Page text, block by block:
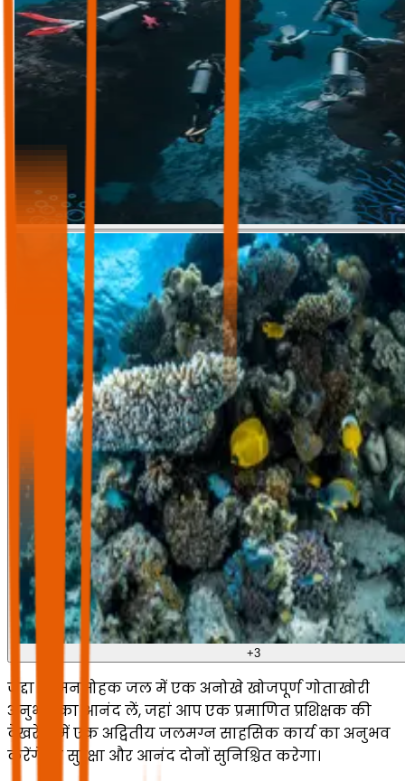
+3
जेद्दा के मनमोहक जल में एक अनोखे खोजपूर्ण गोताखोरी
अनुभव का आनंद लें, जहां आप एक प्रमाणित प्रशिक्षक की
देखरेख में एक अद्वितीय जलमग्न साहसिक कार्य का अनुभव
करेंगे जो सुरक्षा और आनंद दोनों सुनिश्चित करेगा।